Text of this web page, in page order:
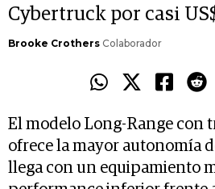
Cybertruck por casi
Brooke Crothers Colaborador
El modelo Long-Range con
ofrece la mayor autonomía
llega con un equipamiento